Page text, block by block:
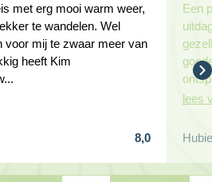
met erg mooi warm weer,
te wandelen. Wel
voor mij te zwaar meer van
heeft Kim
8,0
Een
lees